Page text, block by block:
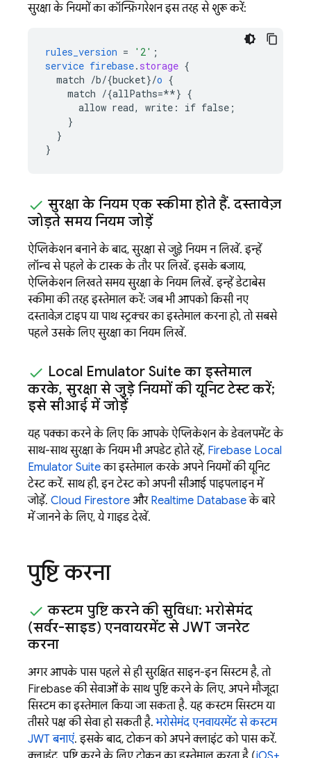
सुरक्षा के नियमों का कॉन्फ़िगरेशन इस तरह से शुरू करें:
rules_version = '2' ;
service firebase. storage {
match /b/{bucket}/o {
match /{allPaths=**} {
allow read, write : if false ;
}
}
}
सुरक्षा के नियम एक स्कीमा होते हैं. दस्तावेज़
जोड़ते समय नियम जोड़ें
ऐप्लिकेशन बनाने के बाद, सुरक्षा से जुड़े नियम न लिखें. इन्हें
लॉन्च से पहले के टास्क के तौर पर लिखें. इसके बजाय,
ऐप्लिकेशन लिखते समय सुरक्षा के नियम लिखें. इन्हें डेटाबेस
स्कीमा की तरह इस्तेमाल करें: जब भी आपको किसी नए
दस्तावेज़ टाइप या पाथ स्ट्रक्चर का इस्तेमाल करना हो, तो सबसे
पहले उसके लिए सुरक्षा का नियम लिखें.
Local Emulator Suite का इस्तेमाल
करके, सुरक्षा से जुड़े नियमों की यूनिट टेस्ट करें;
इसे सीआई में जोड़ें
यह पक्का करने के लिए कि आपके ऐप्लिकेशन के डेवलपमेंट के
साथ-साथ सुरक्षा के नियम भी अपडेट होते रहें, Firebase Local
Emulator Suiteका इस्तेमाल करके अपने नियमों की यूनिट
टेस्ट करें. साथ ही, इन टेस्ट को अपनी सीआई पाइपलाइन में
जोड़ें. Cloud Firestore और Realtime Databaseके बारे
में जानने के लिए, ये गाइड देखें.
पुष्टि करना
कस्टम पुष्टि करने की सुविधा: भरोसेमंद
(सर्वर-साइड) एनवायरमेंट से JWT जनरेट
करना
अगर आपके पास पहले से ही सुरक्षित साइन-इन सिस्टम है, तो
Firebase की सेवाओं के साथ पुष्टि करने के लिए, अपने मौजूदा
सिस्टम का इस्तेमाल किया जा सकता है. यह कस्टम सिस्टम या
तीसरे पक्ष की सेवा हो सकती है.भरोसेमंद एनवायरमेंट से कस्टम
JWT बनाएं. इसके बाद, टोकन को अपने क्लाइंट को पास करें.